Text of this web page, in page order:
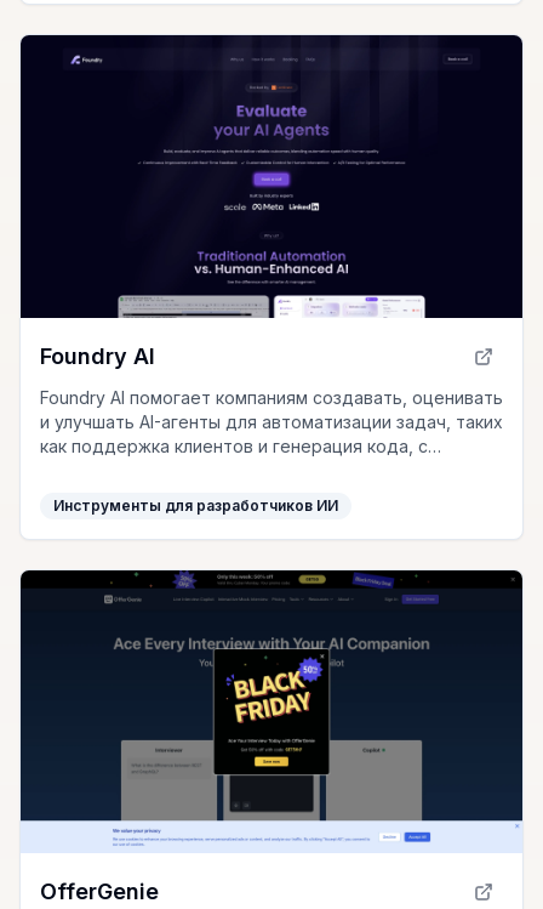
Foundry AI
Foundry AI помогает компаниям создавать, оценивать
и улучшать AI-агенты для автоматизации задач, таких
как поддержка клиентов и генерация кода, с
Инструменты для разработчиков ИИ
OfferGenie